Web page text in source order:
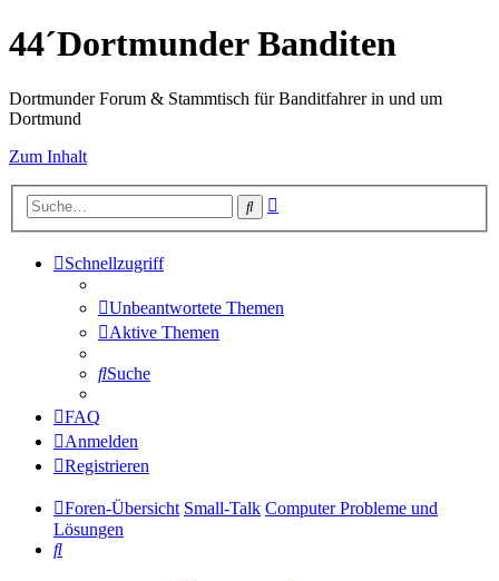
44´Dortmunder Banditen
Dortmunder Forum & Stammtisch für Banditfahrer in und um
Dortmund
Zum Inhalt
Suche
Schnellzugriff
Unbeantwortete Themen
Aktive Themen
Suche
FAQ
Anmelden
Registrieren
Foren-Übersicht Small-Talk Computer Probleme und
Lösungen
Suche